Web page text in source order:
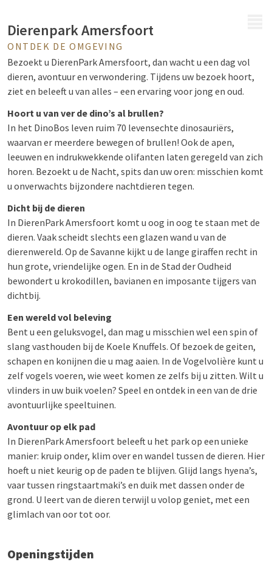
Dierenpark Amersfoort
ONTDEK DE OMGEVING
Bezoekt u DierenPark Amersfoort, dan wacht u een dag vol
dieren, avontuur en verwondering. Tijdens uw bezoek hoort,
ziet en beleeft u van alles – een ervaring voor jong en oud.
Hoort u van ver de dino’s al brullen?
In het DinoBos leven ruim 70 levensechte dinosauriërs,
waarvan er meerdere bewegen of brullen! Ook de apen,
leeuwen en indrukwekkende olifanten laten geregeld van zich
horen. Bezoekt u de Nacht, spits dan uw oren: misschien komt
u onverwachts bijzondere nachtdieren tegen.
Dicht bij de dieren
In DierenPark Amersfoort komt u oog in oog te staan met de
dieren. Vaak scheidt slechts een glazen wand u van de
dierenwereld. Op de Savanne kijkt u de lange giraffen recht in
hun grote, vriendelijke ogen. En in de Stad der Oudheid
bewondert u krokodillen, bavianen en imposante tijgers van
dichtbij.
Een wereld vol beleving
Bent u een geluksvogel, dan mag u misschien wel een spin of
slang vasthouden bij de Koele Knuffels. Of bezoek de geiten,
schapen en konijnen die u mag aaien. In de Vogelvolière kunt u
zelf vogels voeren, wie weet komen ze zelfs bij u zitten. Wilt u
vlinders in uw buik voelen? Speel en ontdek in een van de drie
avontuurlijke speeltuinen.
Avontuur op elk pad
In DierenPark Amersfoort beleeft u het park op een unieke
manier: kruip onder, klim over en wandel tussen de dieren. Hier
hoeft u niet keurig op de paden te blijven. Glijd langs hyena’s,
vaar tussen ringstaartmaki’s en duik met dassen onder de
grond. U leert van de dieren terwijl u volop geniet, met een
glimlach van oor tot oor.
Openingstijden